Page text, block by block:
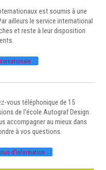
est soumis à une
ailleurs le service international
et reste à leur disposition
vous téléphonique de 15
de l'école Autograf Design.
accompagner au mieux dans
à vos questions.
d'information